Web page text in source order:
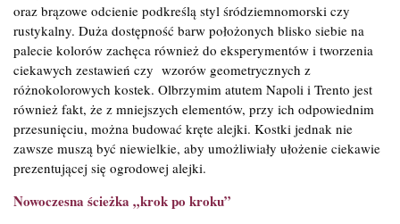
oraz brązowe odcienie podkreślą styl śródziemnomorski czy
rustykalny. Duża dostępność barw położonych blisko siebie na
palecie kolorów zachęca również do eksperymentów i tworzenia
ciekawych zestawień czy wzorów geometrycznych z
różnokolorowych kostek. Olbrzymim atutem Napoli i Trento jest
również fakt, że z mniejszych elementów, przy ich odpowiednim
przesunięciu, można budować kręte alejki. Kostki jednak nie
zawsze muszą być niewielkie, aby umożliwiały ułożenie ciekawie
prezentującej się ogrodowej alejki.
Nowoczesna ścieżka „krok po kroku”